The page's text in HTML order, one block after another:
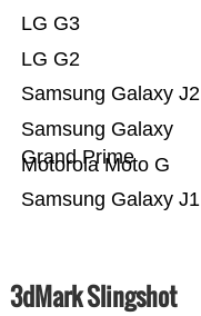
Samsung Galaxy J1
Motorola Moto G
Samsung Galaxy
Grand Prime
Samsung Galaxy J2
LG G2
LG G3
3dMark Slingshot